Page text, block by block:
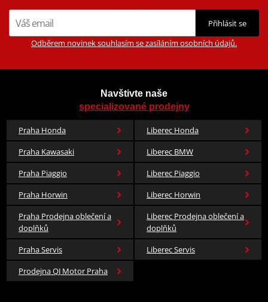
Přihlásit se
Odběrem novinek souhlasím se zasíláním osobních údajů.
Navštivte naše
specializované prodejny
Praha Honda
Liberec Honda
Praha Kawasaki
Liberec BMW
Praha Piaggio
Liberec Piaggio
Praha Horwin
Liberec Horwin
Praha Prodejna oblečení a
doplňků
Liberec Prodejna oblečení a
doplňků
Praha Servis
Liberec Servis
Prodejna QJ Motor Praha